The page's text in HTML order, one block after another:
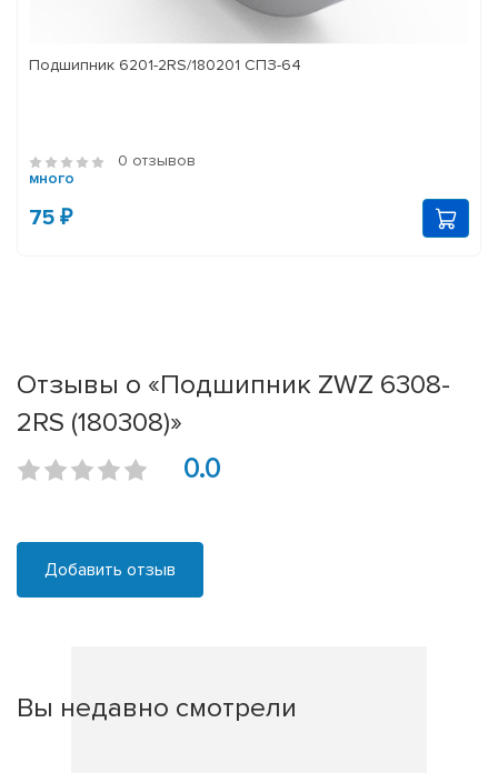
Подшипник 6201-2RS/180201 СПЗ-64
0 отзывов
много
75 ₽
Отзывы о «Подшипник ZWZ 6308-
2RS (180308)»
0.0
Добавить отзыв
Вы недавно смотрели